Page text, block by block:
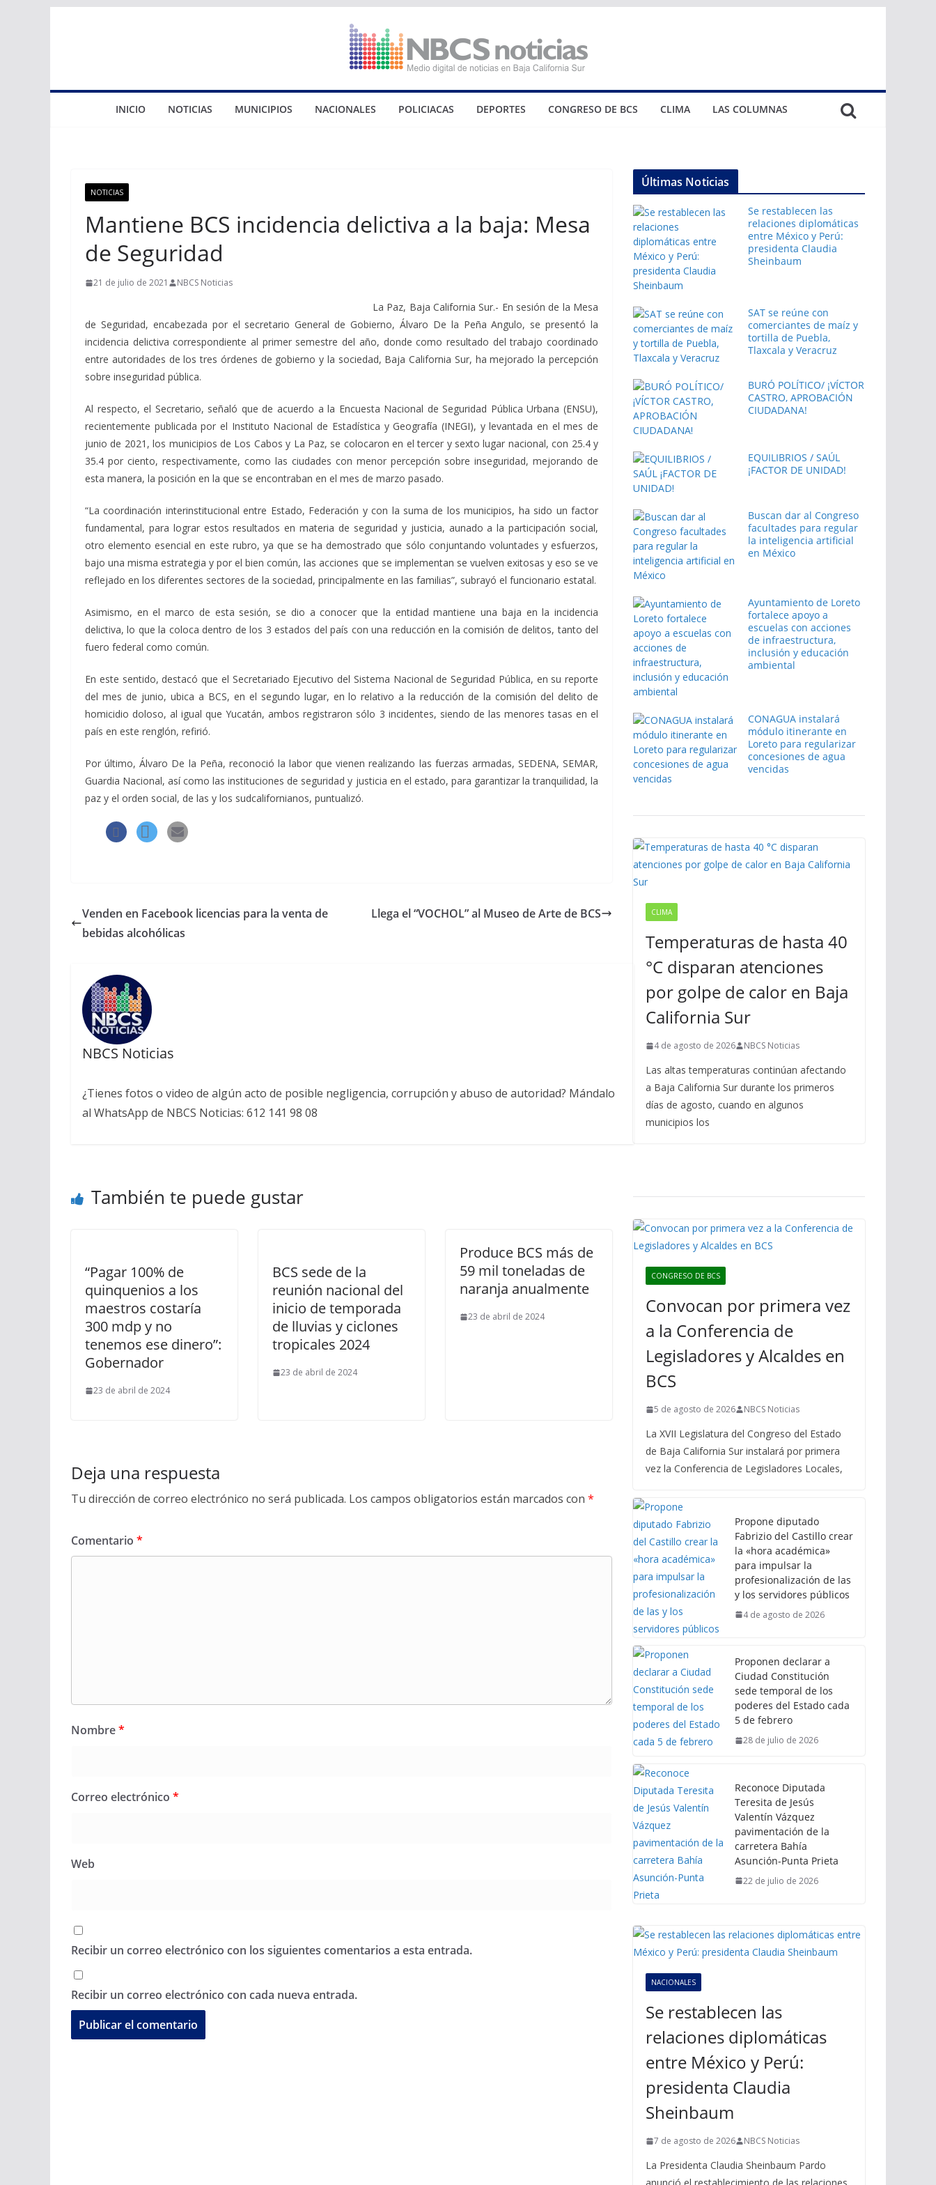
INICIO NOTICIAS MUNICIPIOS NACIONALES POLICIACAS DEPORTES CONGRESO DE BCS CLIMA LAS COLUMNAS
NOTICIAS
Mantiene BCS incidencia delictiva a la baja: Mesa
de Seguridad
21 de julio de 2021 NBCS Noticias
La Paz, Baja California Sur.- En sesión de la Mesa
de Seguridad, encabezada por el secretario General de Gobierno, Álvaro De la Peña Angulo, se presentó la
incidencia delictiva correspondiente al primer semestre del año, donde como resultado del trabajo coordinado
entre autoridades de los tres órdenes de gobierno y la sociedad, Baja California Sur, ha mejorado la percepción
sobre inseguridad pública.
Al respecto, el Secretario, señaló que de acuerdo a la Encuesta Nacional de Seguridad Pública Urbana (ENSU),
recientemente publicada por el Instituto Nacional de Estadística y Geografía (INEGI), y levantada en el mes de
junio de 2021, los municipios de Los Cabos y La Paz, se colocaron en el tercer y sexto lugar nacional, con 25.4 y
35.4 por ciento, respectivamente, como las ciudades con menor percepción sobre inseguridad, mejorando de
esta manera, la posición en la que se encontraban en el mes de marzo pasado.
“La coordinación interinstitucional entre Estado, Federación y con la suma de los municipios, ha sido un factor
fundamental, para lograr estos resultados en materia de seguridad y justicia, aunado a la participación social,
otro elemento esencial en este rubro, ya que se ha demostrado que sólo conjuntando voluntades y esfuerzos,
bajo una misma estrategia y por el bien común, las acciones que se implementan se vuelven exitosas y eso se ve
reflejado en los diferentes sectores de la sociedad, principalmente en las familias”, subrayó el funcionario estatal.
Asimismo, en el marco de esta sesión, se dio a conocer que la entidad mantiene una baja en la incidencia
delictiva, lo que la coloca dentro de los 3 estados del país con una reducción en la comisión de delitos, tanto del
fuero federal como común.
En este sentido, destacó que el Secretariado Ejecutivo del Sistema Nacional de Seguridad Pública, en su reporte
del mes de junio, ubica a BCS, en el segundo lugar, en lo relativo a la reducción de la comisión del delito de
homicidio doloso, al igual que Yucatán, ambos registraron sólo 3 incidentes, siendo de las menores tasas en el
país en este renglón, refirió.
Por último, Álvaro De la Peña, reconoció la labor que vienen realizando las fuerzas armadas, SEDENA, SEMAR,
Guardia Nacional, así como las instituciones de seguridad y justicia en el estado, para garantizar la tranquilidad, la
paz y el orden social, de las y los sudcalifornianos, puntualizó.
Ven­den en Fa­ce­book li­cen­cias pa­ra la venta de
bebidas alcohólicas
Llega el “VOCHOL” al Museo de Arte de BCS
NBCS Noticias
¿Tienes fotos o video de algún acto de posible negligencia, corrupción y abuso de autoridad? Mándalo
al WhatsApp de NBCS Noticias: 612 141 98 08
También te puede gustar
“Pagar 100% de
quinquenios a los
maestros costaría
300 mdp y no
tenemos ese dinero”:
Gobernador
23 de abril de 2024
BCS sede de la
reunión nacional del
inicio de temporada
de lluvias y ciclones
tropicales 2024
23 de abril de 2024
Produce BCS más de
59 mil toneladas de
naranja anualmente
23 de abril de 2024
Deja una respuesta
Tu dirección de correo electrónico no será publicada. Los campos obligatorios están marcados con *
Comentario *
Nombre*
Correo electrónico *
Web
Recibir un correo electrónico con los siguientes comentarios a esta entrada.
Recibir un correo electrónico con cada nueva entrada.
Últimas Noticias
Se restablecen las
relaciones diplomáticas
entre México y Perú:
presidenta Claudia
Sheinbaum
SAT se reúne con
comerciantes de maíz y
tortilla de Puebla,
Tlaxcala y Veracruz
BURÓ POLÍTICO/ ¡VÍCTOR
CASTRO, APROBACIÓN
CIUDADANA!
EQUILIBRIOS / SAÚL
¡FACTOR DE UNIDAD!
Buscan dar al Congreso
facultades para regular
la inteligencia artificial
en México
Ayuntamiento de Loreto
fortalece apoyo a
escuelas con acciones
de infraestructura,
inclusión y educación
ambiental
CONAGUA instalará
módulo itinerante en
Loreto para regularizar
concesiones de agua
vencidas
CLIMA
Temperaturas de hasta 40
°C disparan atenciones
por golpe de calor en Baja
California Sur
4 de agosto de 2026 NBCS Noticias
Las altas temperaturas continúan afectando
a Baja California Sur durante los primeros
días de agosto, cuando en algunos
municipios los
CONGRESO DE BCS
Convocan por primera vez
a la Conferencia de
Legisladores y Alcaldes en
BCS
5 de agosto de 2026 NBCS Noticias
La XVII Legislatura del Congreso del Estado
de Baja California Sur instalará por primera
vez la Conferencia de Legisladores Locales,
Propone diputado
Fabrizio del Castillo crear
la «hora académica»
para impulsar la
profesionalización de las
y los servidores públicos
4 de agosto de 2026
Proponen declarar a
Ciudad Constitución
sede temporal de los
poderes del Estado cada
5 de febrero
28 de julio de 2026
Reconoce Diputada
Teresita de Jesús
Valentín Vázquez
pavimentación de la
carretera Bahía
Asunción-Punta Prieta
22 de julio de 2026
NACIONALES
Se restablecen las
relaciones diplomáticas
entre México y Perú:
presidenta Claudia
Sheinbaum
7 de agosto de 2026 NBCS Noticias
La Presidenta Claudia Sheinbaum Pardo